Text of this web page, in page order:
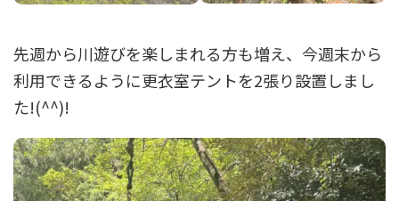
先週から川遊びを楽しまれる方も増え、今週末から
利用できるように更衣室テントを2張り設置しまし
た!(^^)!